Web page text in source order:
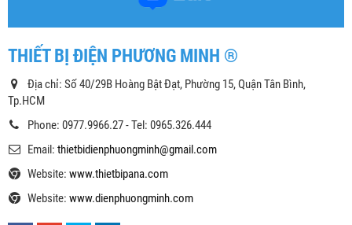
THIẾT BỊ ĐIỆN PHƯƠNG MINH ®
Địa chỉ: Số 40/29B Hoàng Bật Đạt, Phường 15, Quận Tân Bình,
Tp.HCM
Phone: 0977.9966.27 - Tel: 0965.326.444
Email: thietbidienphuongminh@gmail.com
Website: www.thietbipana.com
Website: www.dienphuongminh.com